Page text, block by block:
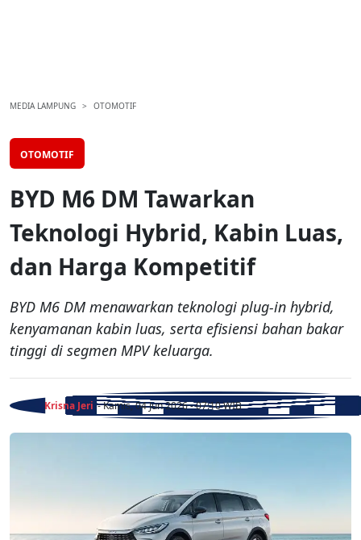
MEDIA LAMPUNG OTOMOTIF
OTOMOTIF
BYD M6 DM Tawarkan
Teknologi Hybrid, Kabin Luas,
dan Harga Kompetitif
BYD M6 DM menawarkan teknologi plug-in hybrid,
kenyamanan kabin luas, serta efisiensi bahan bakar
tinggi di segmen MPV keluarga.
Krisna Jeri - Kamis, 04 Jun 2026 - 07:10 WIB